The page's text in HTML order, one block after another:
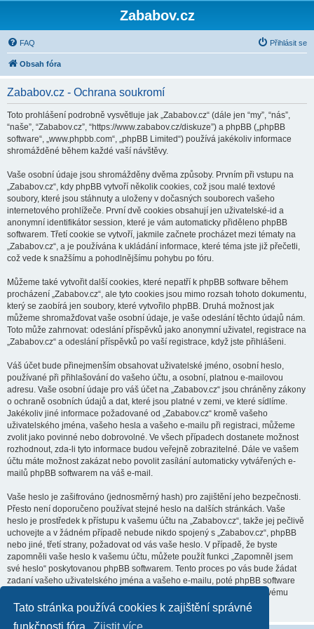
Tato stránka používá cookies k zajištění správné
Zababov.cz
FAQ Přihlásit se
Obsah fóra
Zababov.cz - Ochrana soukromí
Toto prohlášení podrobně vysvětluje jak „Zababov.cz“ (dále jen “my”, “nás”,
“naše”, “Zababov.cz”, “https://www.zababov.cz/diskuze”) a phpBB („phpBB
software“, „www.phpbb.com“, „phpBB Limited“) používá jakékoliv informace
shromážděné během každé vaší návštěvy.
Vaše osobní údaje jsou shromážděny dvěma způsoby. Prvním při vstupu na
„Zababov.cz“, kdy phpBB vytvoří několik cookies, což jsou malé textové
soubory, které jsou stáhnuty a uloženy v dočasných souborech vašeho
internetového prohlížeče. První dvě cookies obsahují jen uživatelské-id a
anonymní identifikátor session, které je vám automaticky přiděleno phpBB
softwarem. Třetí cookie se vytvoří, jakmile začnete procházet mezi tématy na
„Zababov.cz“, a je používána k ukládání informace, které téma jste již přečetli,
což vede k snažšímu a pohodlnějšímu pohybu po fóru.
Můžeme také vytvořit další cookies, které nepatří k phpBB software během
procházení „Zababov.cz“, ale tyto cookies jsou mimo rozsah tohoto dokumentu,
který se zaobírá jen soubory, které vytvořilo phpBB. Druhá možnost jak
můžeme shromažďovat vaše osobní údaje, je vaše odeslání těchto údajů nám.
Toto může zahrnovat: odeslání příspěvků jako anonymní uživatel, registrace na
„Zababov.cz“ a odeslání příspěvků po vaší registrace, když jste přihlášeni.
Váš účet bude přinejmenším obsahovat uživatelské jméno, osobní heslo,
používané při přihlašování do vašeho účtu, a osobní, platnou e-mailovou
adresu. Vaše osobní údaje pro váš účet na „Zababov.cz“ jsou chráněny zákony
o ochraně osobních údajů a dat, které jsou platné v zemi, ve které sídlíme.
Jakékoliv jiné informace požadované od „Zababov.cz“ kromě vašeho
uživatelského jména, vašeho hesla a vašeho e-mailu při registraci, můžeme
zvolit jako povinné nebo dobrovolné. Ve všech případech dostanete možnost
rozhodnout, zda-li tyto informace budou veřejně zobrazitelné. Dále ve vašem
účtu máte možnost zakázat nebo povolit zasílání automaticky vytvářených e-
mailů phpBB softwarem na váš e-mail.
Vaše heslo je zašifrováno (jednosměrný hash) pro zajištění jeho bezpečnosti.
Přesto není doporučeno používat stejné heslo na dalších stránkách. Vaše
heslo je prostředek k přístupu k vašemu účtu na „Zababov.cz“, takže jej pečlivě
uchovejte a v žádném případě nebude nikdo spojený s „Zababov.cz“, phpBB
nebo jiné, třetí strany, požadovat od vás vaše heslo. V případě, že byste
zapomněli vaše heslo k vašemu účtu, můžete použít funkci „Zapomněl jsem
své heslo“ poskytovanou phpBB softwarem. Tento proces po vás bude žádat
zadaní vašeho uživatelského jména a vašeho e-mailu, poté phpBB software
vygeneruje heslo nové a zašle vám ho, abyste se mohli přihlásit ke svému
účtu.